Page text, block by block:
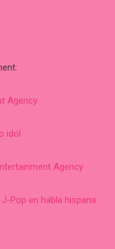
Agency
idol
Agency
Pop en habla hispana